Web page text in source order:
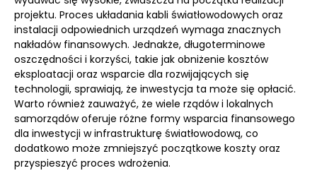
projektu. Proces układania kabli światłowodowych oraz
instalacji odpowiednich urządzeń wymaga znacznych
nakładów finansowych. Jednakże, długoterminowe
oszczędności i korzyści, takie jak obniżenie kosztów
eksploatacji oraz wsparcie dla rozwijających się
technologii, sprawiają, że inwestycja ta może się opłacić.
Warto również zauważyć, że wiele rządów i lokalnych
samorządów oferuje różne formy wsparcia finansowego
dla inwestycji w infrastrukturę światłowodową, co
dodatkowo może zmniejszyć początkowe koszty oraz
przyspieszyć proces wdrożenia.